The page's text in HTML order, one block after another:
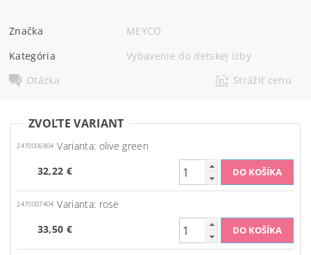
Značka
MEYCO
Kategória
Vybavenie do detskej izby
Otázka
Strážiť cenu
ZVOĽTE VARIANT
2470006804 Varianta: olive green
32,22 €
2470007404 Varianta: rose
33,50 €